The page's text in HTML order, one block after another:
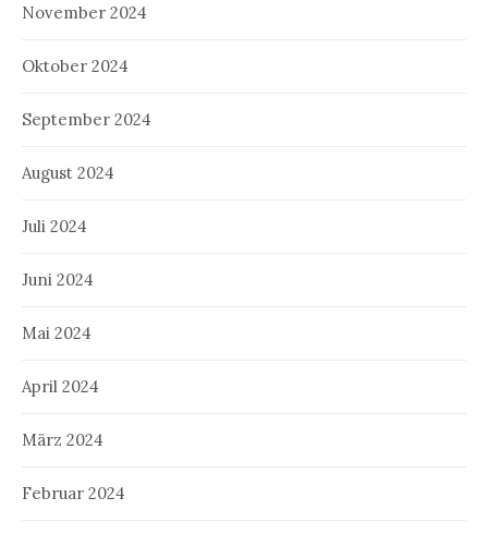
November 2024
Oktober 2024
September 2024
August 2024
Juli 2024
Juni 2024
Mai 2024
April 2024
März 2024
Februar 2024